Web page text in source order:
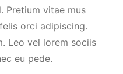
Pretium vitae mus
orci adipiscing.
Leo vel lorem sociis
eu pede.